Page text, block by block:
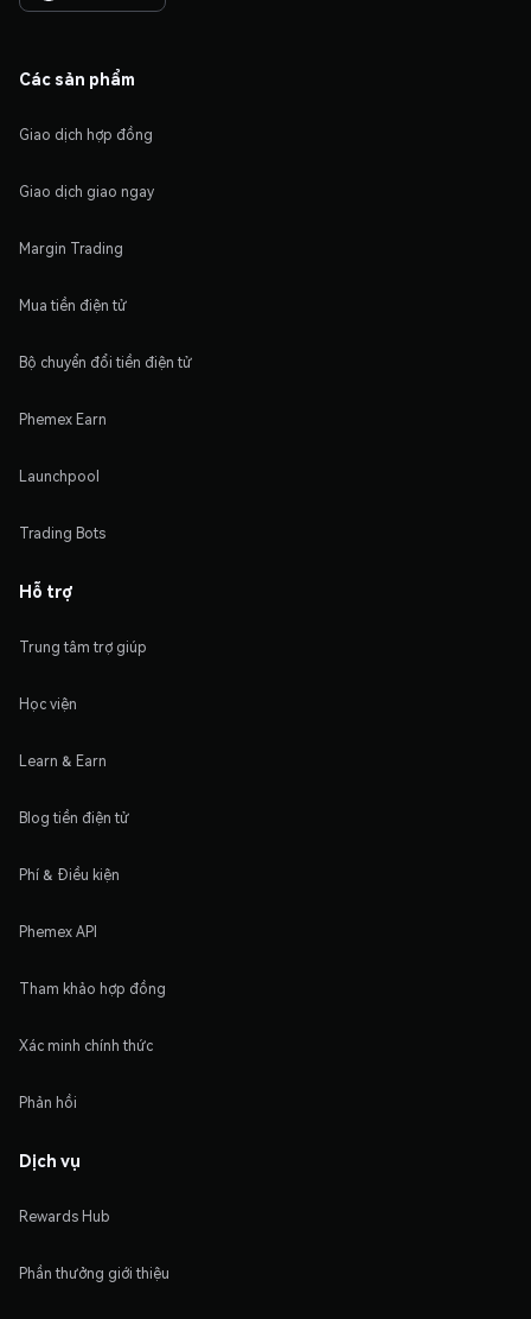
Các sản phẩm
Giao dịch hợp đồng
Giao dịch giao ngay
Margin Trading
Mua tiền điện tử
Bộ chuyển đổi tiền điện tử
Phemex Earn
Launchpool
Trading Bots
Hỗ trợ
Trung tâm trợ giúp
Học viện
Learn & Earn
Blog tiền điện tử
Phí & Điều kiện
Phemex API
Tham khảo hợp đồng
Xác minh chính thức
Phản hồi
Dịch vụ
Rewards Hub
Phần thưởng giới thiệu